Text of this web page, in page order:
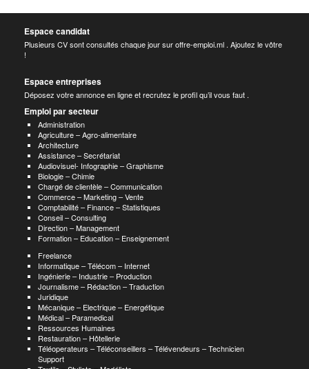
Espace candidat
Plusieurs CV sont consultés chaque jour sur offre-emploi.ml . Ajoutez le vôtre
!
Espace entreprises
Déposez votre annonce en ligne et recrutez le profil qu’il vous faut .
Emploi par secteur
Administration
Agriculture – Agro-alimentaire
Architecture
Assistance – Secrétariat
Audiovisuel- Infographie – Graphisme
Biologie – Chimie
Chargé de clientèle – Communication
Commerce – Marketing – Vente
Comptabilité – Finance – Statistiques
Conseil – Consulting
Direction – Management
Formation – Education – Enseignement
Freelance
Informatique – Télécom – Internet
Ingénierie – Industrie – Production
Journalisme – Rédaction – Traduction
Juridique
Mécanique – Electrique – Energétique
Médical – Paramedical
Ressources Humaines
Restauration – Hôtellerie
Téléoperateurs – Téléconseillers – Télévendeurs – Technicien
Support